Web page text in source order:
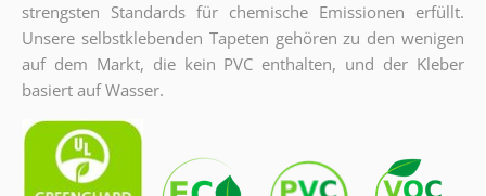
strengsten Standards für chemische Emissionen erfüllt.
Unsere selbstklebenden Tapeten gehören zu den wenigen
auf dem Markt, die kein PVC enthalten, und der Kleber
basiert auf Wasser.